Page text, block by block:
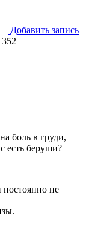
Добавить запись
352
боль в груди,
есть беруши?
постоянно не